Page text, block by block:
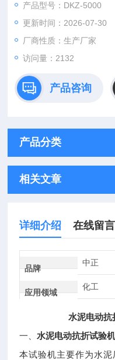
杠杆使用时Z大力5000N
强度与抗力的换算刻度，
产品型号：DKZ-5000
更新时间：2026-07-30
厂商性质：生产厂家
访问量：2132
产品咨询
产品分类
相关文章
详细介绍 在线留言
品牌
中正
应用领域
化工
水泥电动抗
一、 水泥电动抗折试验
本试验机主要作为水